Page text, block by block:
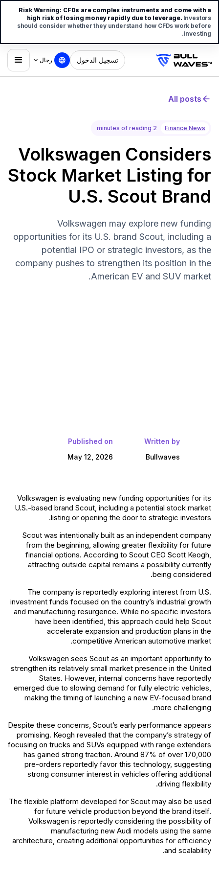
تسجيل الدخول رجال
All posts
Finance News
2 minutes of reading
Volkswagen Considers
Stock Market Listing for
U.S. Scout Brand
Volkswagen may explore new funding
opportunities for its U.S. brand Scout, including a
potential IPO or strategic investors, as the
company pushes to strengthen its position in the
American EV and SUV market.
Written by
Bullwaves
Published on
May 12, 2026
Volkswagen is evaluating new funding opportunities for its
U.S.-based brand Scout, including a potential stock market
listing or opening the door to strategic investors.
Scout was intentionally built as an independent company
from the beginning, allowing greater flexibility for future
financial options. According to Scout CEO Scott Keogh,
attracting outside capital remains a possibility currently
being considered.
The company is reportedly exploring interest from U.S.
investment funds focused on the country’s industrial growth
and manufacturing resurgence. While no specific investors
have been identified, this approach could help Scout
accelerate expansion and production plans in the
competitive American automotive market.
Volkswagen sees Scout as an important opportunity to
strengthen its relatively small market presence in the United
States. However, internal concerns have reportedly
emerged due to slowing demand for fully electric vehicles,
making the timing of launching a new EV-focused brand
more challenging.
Despite these concerns, Scout’s early performance appears
promising. Keogh revealed that the company’s strategy of
focusing on trucks and SUVs equipped with range extenders
has gained strong traction. Around 87% of over 170,000
pre-orders reportedly favor this technology, suggesting
strong consumer interest in vehicles offering additional
driving flexibility.
The flexible platform developed for Scout may also be used
for future vehicle production beyond the brand itself.
Volkswagen is reportedly considering the possibility of
manufacturing new Audi models using the same
architecture, creating additional opportunities for efficiency
and scalability.
Risk Warning: CFDs are complex instruments and come with a
high risk of losing money rapidly due to leverage. Investors
should consider whether they understand how CFDs work before
investing.